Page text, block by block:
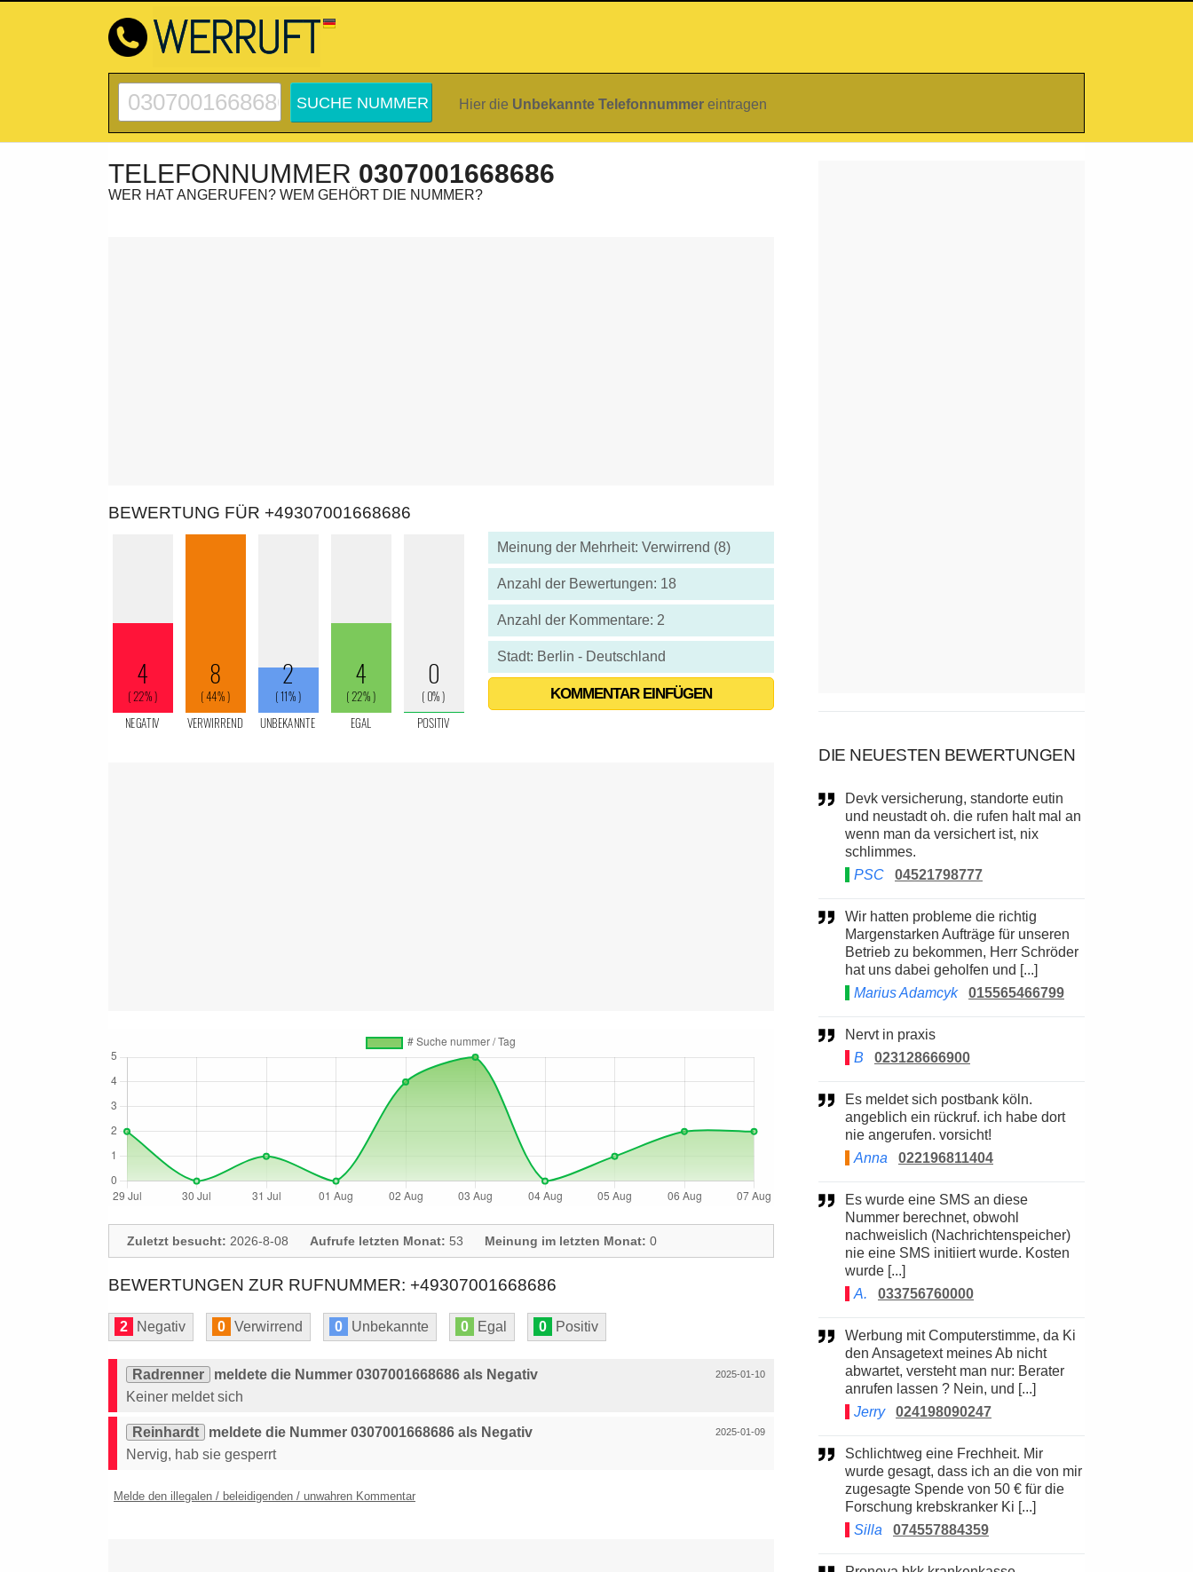
Hier die Unbekannte Telefonnummer eintragen
TELEFONNUMMER 0307001668686
WER HAT ANGERUFEN? WEM GEHÖRT DIE NUMMER?
BEWERTUNG FÜR +49307001668686
Meinung der Mehrheit: Verwirrend (8)
Anzahl der Bewertungen: 18
Anzahl der Kommentare: 2
Stadt: Berlin - Deutschland
KOMMENTAR EINFÜGEN
Zuletzt besucht: 2026-8-08 Aufrufe letzten Monat: 53 Meinung im letzten Monat: 0
BEWERTUNGEN ZUR RUFNUMMER: +49307001668686
2 Negativ 0 Verwirrend 0 Unbekannte 0 Egal 0 Positiv
2025-01-10
Radrenner
meldete die Nummer 0307001668686 als Negativ
Keiner meldet sich
2025-01-09
Reinhardt
meldete die Nummer 0307001668686 als Negativ
Nervig, hab sie gesperrt
Melde den illegalen / beleidigenden / unwahren Kommentar
DIE NEUESTEN BEWERTUNGEN
Devk versicherung, standorte eutin
und neustadt oh. die rufen halt mal an
wenn man da versichert ist, nix
schlimmes.
PSC
04521798777
Wir hatten probleme die richtig
Margenstarken Aufträge für unseren
Betrieb zu bekommen, Herr Schröder
hat uns dabei geholfen und [...]
Marius Adamcyk
015565466799
Nervt in praxis
B
023128666900
Es meldet sich postbank köln.
angeblich ein rückruf. ich habe dort
nie angerufen. vorsicht!
Anna
022196811404
Es wurde eine SMS an diese
Nummer berechnet, obwohl
nachweislich (Nachrichtenspeicher)
nie eine SMS initiiert wurde. Kosten
wurde [...]
A.
033756760000
Werbung mit Computerstimme, da Ki
den Ansagetext meines Ab nicht
abwartet, versteht man nur: Berater
anrufen lassen ? Nein, und [...]
Jerry
024198090247
Schlichtweg eine Frechheit. Mir
wurde gesagt, dass ich an die von mir
zugesagte Spende von 50 € für die
Forschung krebskranker Ki [...]
Silla
074557884359